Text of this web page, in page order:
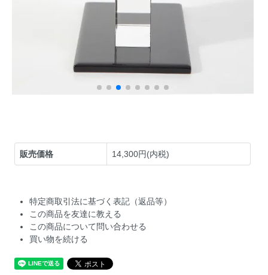
販売価格 14,300円(内税)
特定商取引法に基づく表記（返品等）
この商品を友達に教える
この商品について問い合わせる
買い物を続ける